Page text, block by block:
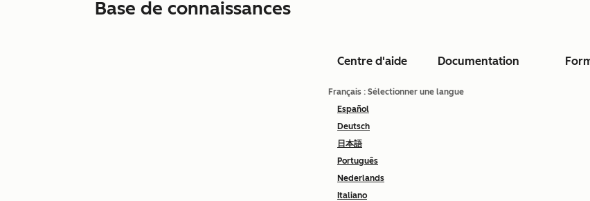
Base de connaissances
Centre d'aide Documentation
Français : Sélectionner une langue
Español
Deutsch
日本語
Português
Nederlands
Italiano